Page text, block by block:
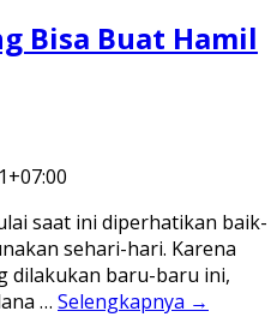
Bisa Buat Hamil
saat ini diperhatikan baik-
sehari-hari. Karena
dilakukan baru-baru ini,
… Selengkapnya →